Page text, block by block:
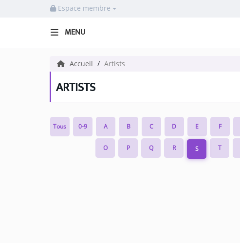
Espace membre
MENU
HOME NECOF
LOCAL NEWS
Accueil Artists
ARTISTS
Tous 0-9 A B C D E F
O P Q R S T